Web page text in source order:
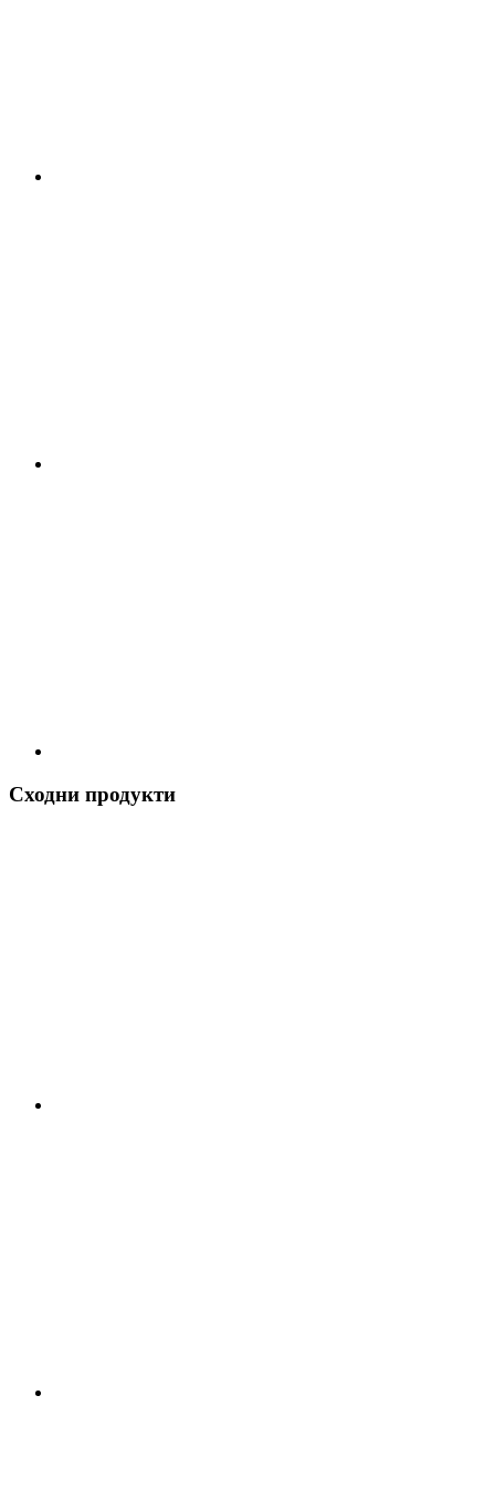
Сходни продукти